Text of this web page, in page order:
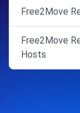
Free2Move
Free2Move
Hosts